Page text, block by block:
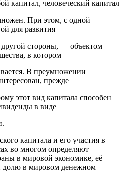
капитал, человеческий капитал
При этом, с одной
для развития
другой стороны, — объектом
в котором
В преумножении
прежде
этот вид капитала способен
в виде
капитала и его участия в
во многом определяют
в мировой экономике, её
долю в мировом денежном